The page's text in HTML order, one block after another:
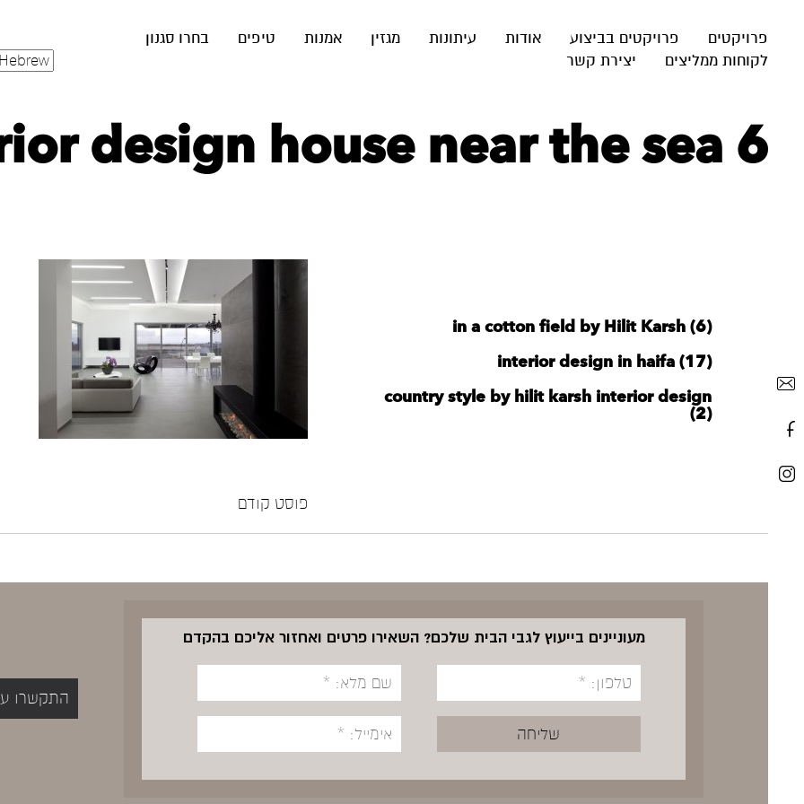
פרויקטים פרויקטים בביצוע אודות עיתונות מגזין אמנות טיפים
בחרו סגנון
לקוחות ממליצים
יצירת קשר
design house near the sea 6
in a cotton field by Hilit Karsh (6)
interior design in haifa (17)
country style by hilit karsh interior design
(2)
פוסט קודם
מעוניינים בייעוץ לגבי הבית שלכם? השאירו פרטים ואחזור אליכם בהקדם
התקשרו עכשיו